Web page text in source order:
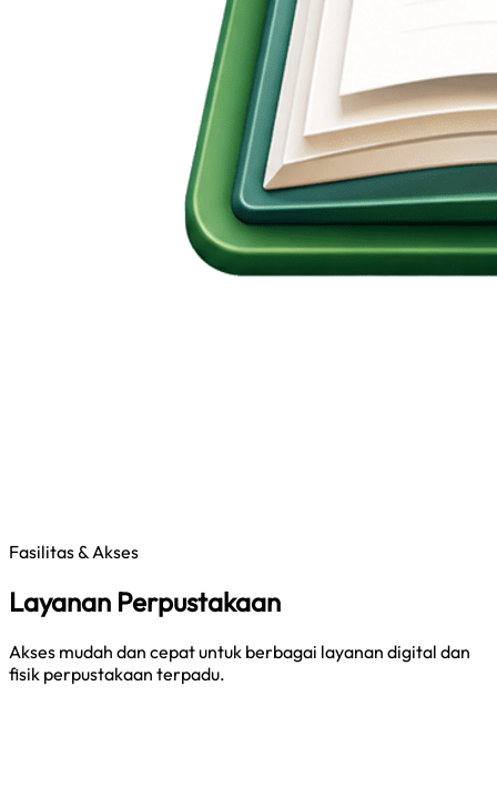
Fasilitas & Akses
Layanan Perpustakaan
Akses mudah dan cepat untuk berbagai layanan digital dan
fisik perpustakaan terpadu.